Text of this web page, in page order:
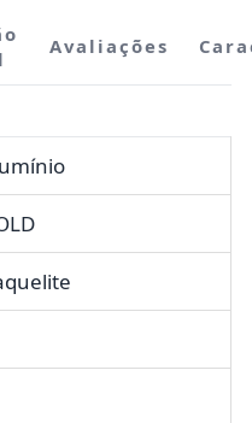
Avaliações